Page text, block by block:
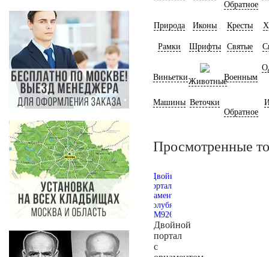
Обратное
Природа Иконы Кресты
Рамки Шрифты Святые
ВиньеткиЖивотныеВоенным
Машины Веточки
Обратное
Просмотренные
Двойной
портал
с